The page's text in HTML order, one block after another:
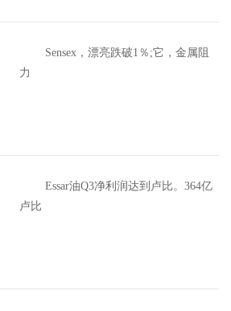
Sensex，漂亮跌破1％;它，金属阻
力
Essar油Q3净利润达到卢比。364亿
卢比